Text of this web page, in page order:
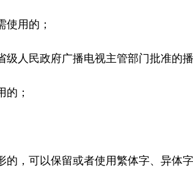
用的；
民政府广播电视主管部门批准的播
；
可以保留或者使用繁体字、异体字